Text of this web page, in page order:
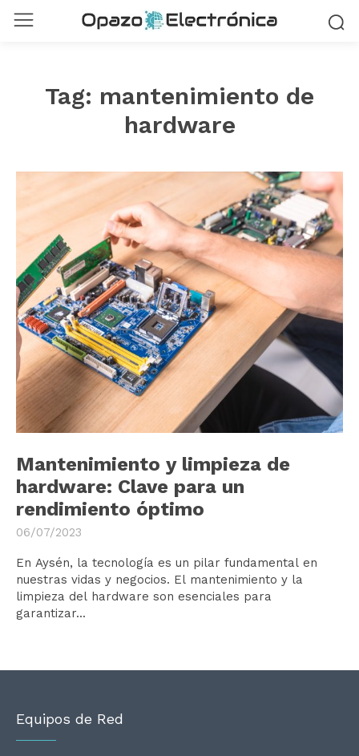
Tag: mantenimiento de
hardware
Mantenimiento y limpieza de
hardware: Clave para un
rendimiento óptimo
06/07/2023
En Aysén, la tecnología es un pilar fundamental en
nuestras vidas y negocios. El mantenimiento y la
limpieza del hardware son esenciales para
garantizar...
Equipos de Red